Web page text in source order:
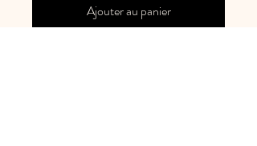
Ajouter au panier